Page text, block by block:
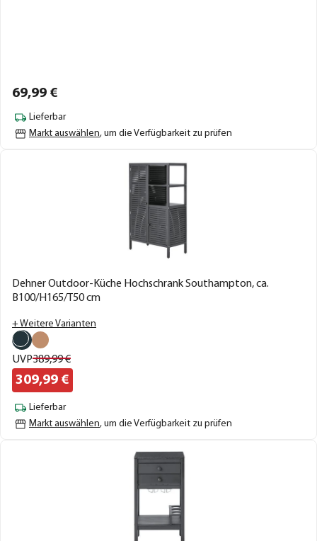
69,99 €
Lieferbar
Markt auswählen, um die Verfügbarkeit zu prüfen
Dehner Outdoor-Küche Hochschrank Southampton, ca.
B100/H165/T50 cm
+ Weitere Varianten
UVP389,99€
309,99 €
Lieferbar
Markt auswählen, um die Verfügbarkeit zu prüfen